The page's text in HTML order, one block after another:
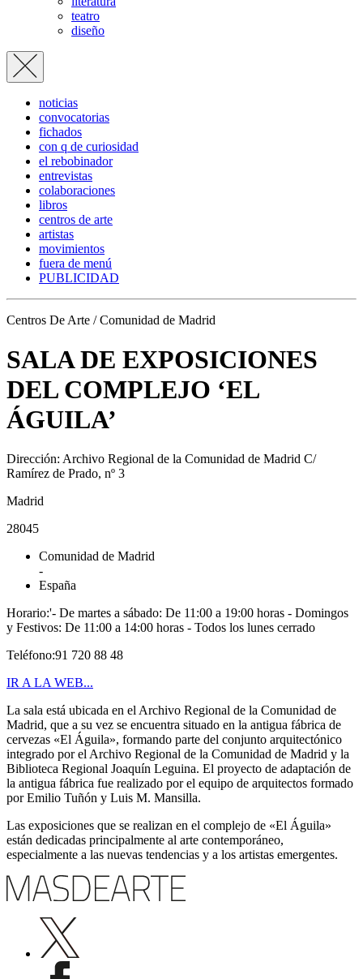
teatro
diseño
noticias
convocatorias
fichados
con q de curiosidad
el rebobinador
entrevistas
colaboraciones
libros
centros de arte
artistas
movimientos
fuera de menú
PUBLICIDAD
Centros De Arte / Comunidad de Madrid
SALA DE EXPOSICIONES
DEL COMPLEJO ‘EL
ÁGUILA’
Dirección: Archivo Regional de la Comunidad de Madrid C/
Ramírez de Prado, nº 3
Madrid
28045
Comunidad de Madrid
-
España
Horario:'- De martes a sábado: De 11:00 a 19:00 horas - Domingos
y Festivos: De 11:00 a 14:00 horas - Todos los lunes cerrado
Teléfono:91 720 88 48
IR A LA WEB...
La sala está ubicada en el Archivo Regional de la Comunidad de
Madrid, que a su vez se encuentra situado en la antigua fábrica de
cervezas «El Águila», formando parte del conjunto arquitectónico
integrado por el Archivo Regional de la Comunidad de Madrid y la
Biblioteca Regional Joaquín Leguina. El proyecto de adaptación de
la antigua fábrica fue realizado por el equipo de arquitectos formado
por Emilio Tuñón y Luis M. Mansilla.
Las exposiciones que se realizan en el complejo de «El Águila»
están dedicadas principalmente al arte contemporáneo,
especialmente a las nuevas tendencias y a los artistas emergentes.